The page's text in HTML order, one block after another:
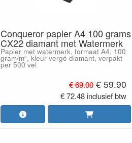
Conqueror papier A4 100 grams
CX22 diamant met Watermerk
Papier met watermerk, formaat A4, 100
gram/m², kleur vergé diamant, verpakt
per 500 vel
€ 69.00 € 59.90
€ 72.48 inclusief btw